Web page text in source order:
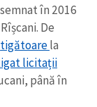
în 2016
De
la
licitații
până în